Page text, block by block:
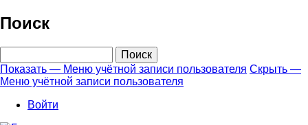
Перейти
к
основному
Поиск
Меню
учётной
Показать — Меню учётной записи пользователя Скрыть —
Меню учётной записи пользователя
Войти